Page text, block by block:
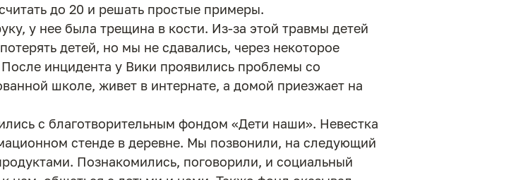
до 20 и решать простые примеры.
у нее была трещина в кости. Из-за этой травмы детей
детей, но мы не сдавались, через некоторое
инцидента у Вики проявились проблемы со
школе, живет в интернате, а домой приезжает на
с благотворительным фондом «Дети наши». Невестка
стенде в деревне. Мы позвонили, на следующий
Познакомились, поговорили, и социальный